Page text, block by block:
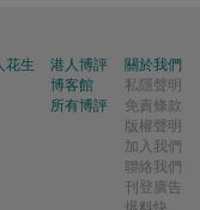
花生
港人博評
博客館
所有博評
關於我們
私隱聲明
免責條款
版權聲明
加入我們
聯絡我們
刊登廣告